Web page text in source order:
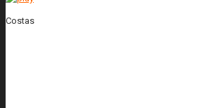
Costas